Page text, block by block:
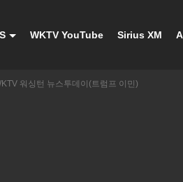
WKTV YouTube Sirius XM
워싱턴 뉴스투데이(트럼프 이민)